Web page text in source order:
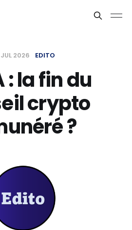
2026 EDITO
: la fin du
crypto
?